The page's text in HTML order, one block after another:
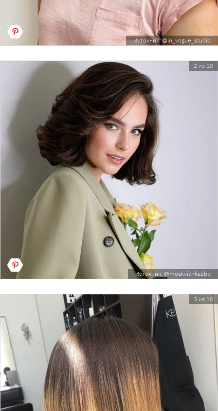
Источник: @in_vogue_studio
2 из 10
Источник: @moskvichkabbb
3 из 10